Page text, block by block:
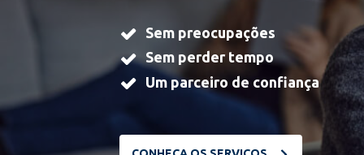
Sem preocupações
Sem perder tempo
Um parceiro de confiança